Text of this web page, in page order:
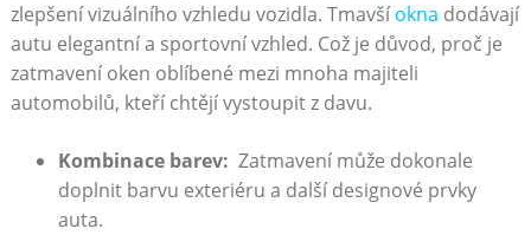
zlepšení​ vizuálního vzhledu⁣ vozidla. Tmavšíokna dodávají
autu elegantní ‌a‍ sportovní vzhled. Což‌ je důvod, proč​ je
zatmavení oken oblíbené mezi mnoha ​majiteli
automobilů, kteří chtějí⁢ vystoupit z davu.
Kombinace barev: ​ Zatmavení⁣ může dokonale
doplnit barvu exteriéru a další designové prvky
auta.